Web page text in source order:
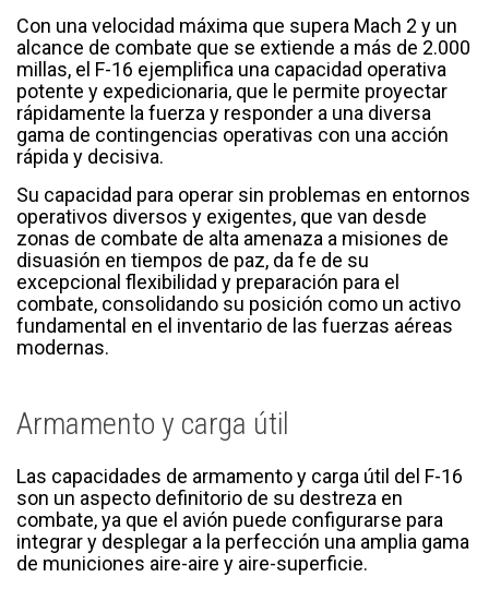
Con una velocidad máxima que supera Mach 2 y un
alcance de combate que se extiende a más de 2.000
millas, el F-16 ejemplifica una capacidad operativa
potente y expedicionaria, que le permite proyectar
rápidamente la fuerza y responder a una diversa
gama de contingencias operativas con una acción
rápida y decisiva.
Su capacidad para operar sin problemas en entornos
operativos diversos y exigentes, que van desde
zonas de combate de alta amenaza a misiones de
disuasión en tiempos de paz, da fe de su
excepcional flexibilidad y preparación para el
combate, consolidando su posición como un activo
fundamental en el inventario de las fuerzas aéreas
modernas.
Armamento y carga útil
Las capacidades de armamento y carga útil del F-16
son un aspecto definitorio de su destreza en
combate, ya que el avión puede configurarse para
integrar y desplegar a la perfección una amplia gama
de municiones aire-aire y aire-superficie.